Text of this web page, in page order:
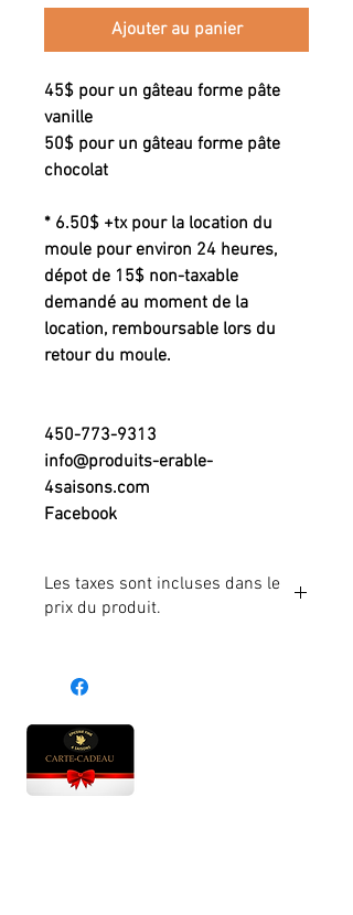
Ajouter au panier
45$ pour un gâteau forme pâte
vanille
50$ pour un gâteau forme pâte
chocolat
* 6.50$ +tx pour la location du
moule pour environ 24 heures,
dépot de 15$ non-taxable
demandé au moment de la
location, remboursable lors du
retour du moule.
450-773-9313
info@produits-erable-
4saisons.com
Facebook
Les taxes sont incluses dans le
prix du produit.